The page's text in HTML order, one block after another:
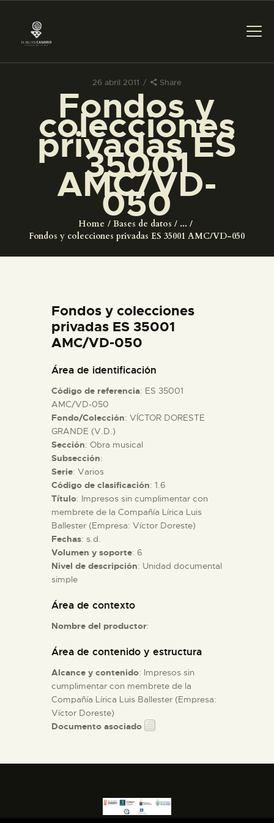
26 abril 2011 Share
Fondos y
colecciones
privadas ES
35001
AMC/VD-
050
Home Bases de datos
...
Fondos y colecciones privadas ES 35001 AMC/VD-050
PREPARAR LA VISITA
ACTIVIDADES
█
EL MUSEO
ESPAÑOL
ACTIVIDADES
█
EL MUSEO
COLECCIONES
DIDÁCTICA
ESPAÑOL
Fondos y colecciones
privadas ES 35001
AMC/VD-050
Área de identificación
Código de referencia: ES 35001
AMC/VD-050
Fondo/Colección: VÍCTOR DORESTE
GRANDE (V.D.)
Sección: Obra musical
Subsección:
Serie: Varios
Código de clasificación: 1.6
Título: Impresos sin cumplimentar con
membrete de la Compañía Lírica Luis
Ballester (Empresa: Víctor Doreste)
Fechas: s.d.
Volumen y soporte: 6
Nivel de descripción: Unidad documental
simple
Área de contexto
Nombre del productor:
Área de contenido y estructura
Alcance y contenido: Impresos sin
cumplimentar con membrete de la
Compañía Lírica Luis Ballester (Empresa:
Víctor Doreste)
Documento asociado